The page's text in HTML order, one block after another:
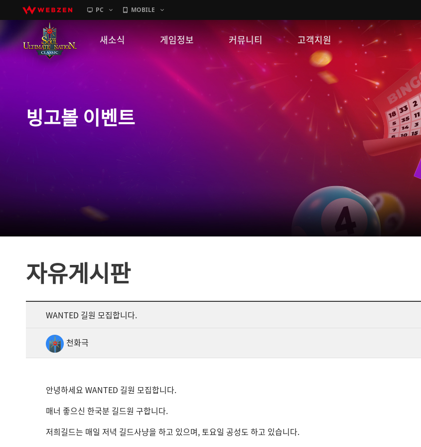
PC MOBILE
새소식
GM노트
이벤트
게임정보
세계관
캐릭터소개
커뮤니티
자유게시판
이미지게시판
공략 게시판
고객지원
FAQ
쿠폰등록
빙고볼 이벤트
자유게시판
WANTED 길원 모집합니다.
천화극
안녕하세요 WANTED 길원 모집합니다.
매너 좋으신 한국분 길드원 구합니다.
저희길드는 매일 저녁 길드사냥을 하고 있으며, 토요일 공성도 하고 있습니다.